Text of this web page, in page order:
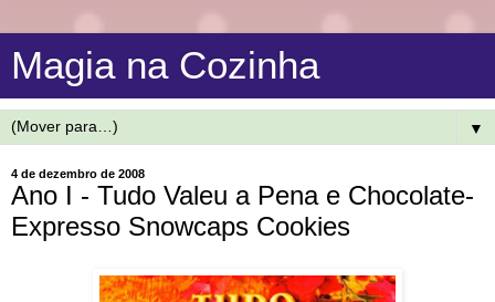
Magia na Cozinha
▼
4 de dezembro de 2008
Ano I - Tudo Valeu a Pena e Chocolate-
Expresso Snowcaps Cookies